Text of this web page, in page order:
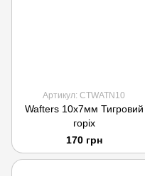
Артикул: CTWATN10
Wafters 10x7мм Тигровий
горіх
170 грн